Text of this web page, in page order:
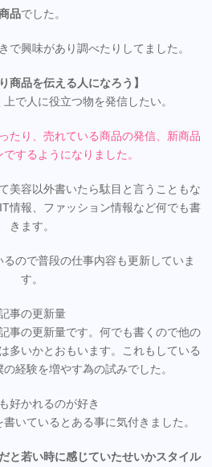
品でした。
で興味があり調べたりしてました。
商品を伝える人になろう】
で人に役立つ物を発信したい。
たり、売れている商品の発信、新商品
するようになりました。
美容以外書いたら駄目と言うこともな
情報、ファッション情報など何でも書
きます。
ので普段の仕事内容も更新していま
す。
事の更新量
事の更新量です。何でも書くので他の
多いかとおもいます。これもしている
経験を増やす為の試みでした。
好かれるのが好き
いているとある事に気付きました。
と若い時に感じていたせいかスタイル